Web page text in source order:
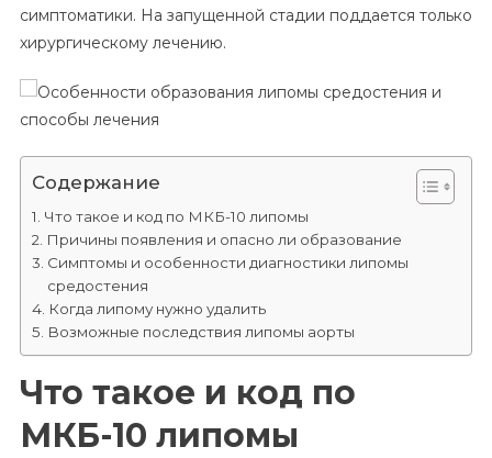
Способы
Лечения
симптоматики. На запущенной стадии поддается только
хирургическому лечению.
Содержание
Что такое и код по МКБ-10 липомы
Причины появления и опасно ли образование
Симптомы и особенности диагностики липомы
средостения
Когда липому нужно удалить
Возможные последствия липомы аорты
Что такое и код по
МКБ-10 липомы